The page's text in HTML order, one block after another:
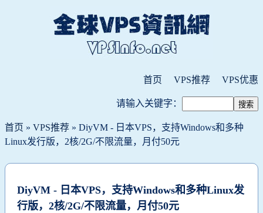
首页 VPS推荐 VPS优惠
请输入关键字：
首页 » VPS推荐 » DiyVM - 日本VPS，支持Windows和多种
Linux发行版，2核/2G/不限流量，月付50元
DiyVM - 日本VPS，支持Windows和多种Linux发
行版，2核/2G/不限流量，月付50元